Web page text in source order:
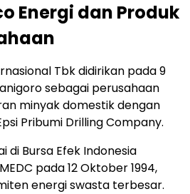
Energi dan Produk
Tbk didirikan pada 9
sebagai perusahaan
minyak domestik dengan
Pribumi Drilling Company.
di Bursa Efek Indonesia
pada 12 Oktober 1994,
energi swasta terbesar.